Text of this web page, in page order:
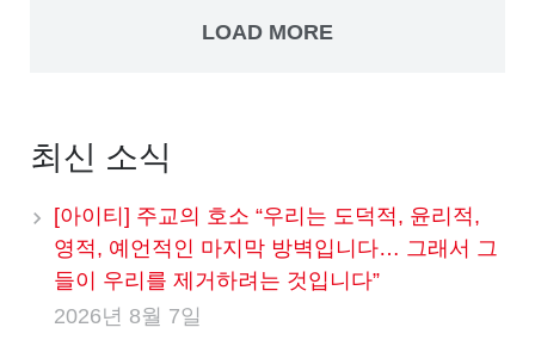
LOAD MORE
최신 소식
[아이티] 주교의 호소 “우리는 도덕적, 윤리적,
영적, 예언적인 마지막 방벽입니다… 그래서 그
들이 우리를 제거하려는 것입니다”
2026년 8월 7일